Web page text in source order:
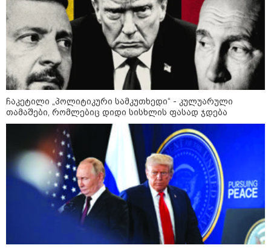
21:08 / 06-08-2026
"არ ვიცი, თუ ვინმე იცის, რასთან
არის დაკავშირებული ნია
იმნაძის 10 თვის თავზე დაკავება
- რა უნდა თქვას 16 წლის
ბავშვმა, რომელიც 9 თვის
განმავლობაში
წარმოუდგენელი
ფსიქოლოგიური ტერორის ქვეშ
არის" - რას აცხადებს ნია
იმნაძის ადვოკატი?
კატეგორიის ყველა სიახლე
რატომ ჩაბნელდა საქართველო
მესამედ: საბოტაჟი, ტექნიკური
ხარვეზი თუ
არაპროფესიონალიზმი?! -
სანდრო თვალჭრელიძის ანალიზი
ჩაკეტილი „პოლიტიკური სამკუთხედი“ - კულუარული
თამაშები, რომლებიც დიდი სისხლის ფასად ჯდება